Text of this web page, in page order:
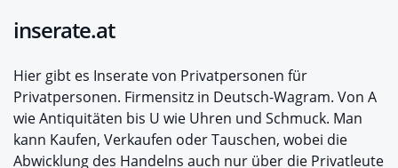
inserate.at
Hier gibt es Inserate von Privatpersonen für
Privatpersonen. Firmensitz in Deutsch-Wagram. Von A
wie Antiquitäten bis U wie Uhren und Schmuck. Man
kann Kaufen, Verkaufen oder Tauschen, wobei die
Abwicklung des Handelns auch nur über die Privatleute